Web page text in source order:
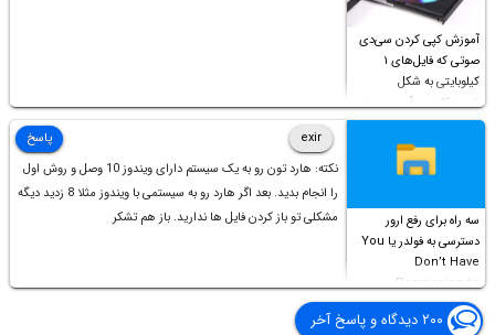
آموزش کپی کردن سی‌دی
صوتی که فایل‌های ۱
کیلوبایتی به شکل
شورت‌کات در آن موجود
است!
سه راه برای رفع ارور
دسترسی به فولدر یا You
Don’t Have
Permission to
Access this folder
exir
نکته: هارد تون رو به یک سیستم دارای ویندوز 10 وصل و روش اول
را انجام بدید. بعد اگر هارد رو به سیستمی با ویندوز مثلا 8 زدید دیگه
مشکلی تو باز کردن فایل ها ندارید. باز هم تشکر
پاسخ
۲۰۰ دیدگاه و پاسخ آخر